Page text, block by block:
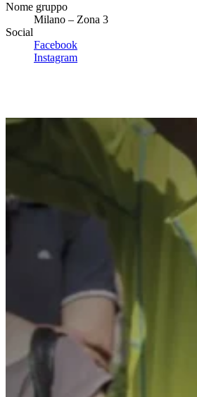
Nome gruppo
Milano – Zona 3
Social
Facebook
Instagram